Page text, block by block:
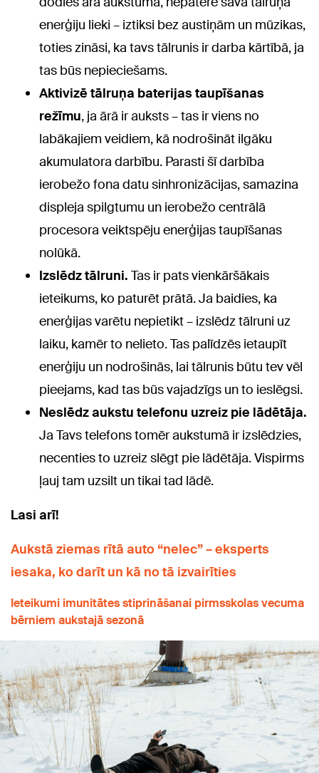
enerģiju lieki – iztiksi bez austiņām un mūzikas,
toties zināsi, ka tavs tālrunis ir darba kārtībā, ja
tas būs nepieciešams.
Aktivizē tālruņa baterijas taupīšanas
režīmu, ja ārā ir auksts – tas ir viens no
labākajiem veidiem, kā nodrošināt ilgāku
akumulatora darbību. Parasti šī darbība
ierobežo fona datu sinhronizācijas, samazina
displeja spilgtumu un ierobežo centrālā
procesora veiktspēju enerģijas taupīšanas
nolūkā.
Izslēdz tālruni. Tas ir pats vienkāršākais
ieteikums, ko paturēt prātā. Ja baidies, ka
enerģijas varētu nepietikt – izslēdz tālruni uz
laiku, kamēr to nelieto. Tas palīdzēs ietaupīt
enerģiju un nodrošinās, lai tālrunis būtu tev vēl
pieejams, kad tas būs vajadzīgs un to ieslēgsi.
Neslēdz aukstu telefonu uzreiz pie lādētāja.
Ja Tavs telefons tomēr aukstumā ir izslēdzies,
necenties to uzreiz slēgt pie lādētāja. Vispirms
ļauj tam uzsilt un tikai tad lādē.
Lasi arī!
Aukstā ziemas rītā auto “nelec” – eksperts
iesaka, ko darīt un kā no tā izvairīties
Ieteikumi imunitātes stiprināšanai pirmsskolas vecuma
bērniem aukstajā sezonā